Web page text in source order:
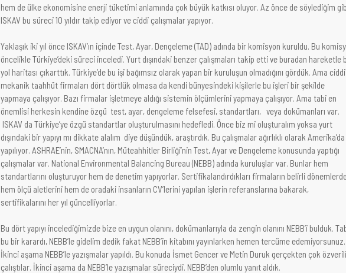
hem de ülke ekonomisine enerji tüketimi anlamında çok büyük katkısı oluyor. Az önce de söylediğim
ISKAV bu süreci 10 yıldır takip ediyor ve ciddi çalışmalar yapıyor.
Yaklaşık iki yıl önce ISKAV’ın içinde Test, Ayar, Dengeleme (TAD) adında bir komisyon kuruldu. Bu
öncelikle Türkiye’deki süreci inceledi. Yurt dışındaki benzer çalışmaları takip etti ve buradan hareketle
yol haritası çıkarttık. Türkiye’de bu işi bağımsız olarak yapan bir kuruluşun olmadığını gördük. Ama ciddi
mekanik taahhüt firmaları dört dörtlük olmasa da kendi bünyesindeki kişilerle bu işleri bir şekilde
yapmaya çalışıyor. Bazı firmalar işletmeye aldığı sistemin ölçümlerini yapmaya çalışıyor. Ama tabi en
önemlisi herkesin kendine özgü test, ayar, dengeleme felsefesi, standartları, veya dokümanları var.
ISKAV da Türkiye’ye özgü standartlar oluşturulmasını hedefledi. Önce biz mi oluşturalım yoksa yurt
dışındaki bir yapıyı mı dikkate alalım diye düşündük, araştırdık. Bu çalışmalar ağırlıklı olarak Amerika’da
yapılıyor. ASHRAE’nin, SMACNA’nın, Müteahhitler Birliği’nin Test, Ayar ve Dengeleme konusunda yaptığı
çalışmalar var. National Environmental Balancing Bureau (NEBB) adında kuruluşlar var. Bunlar hem
standartlarını oluşturuyor hem de denetim yapıyorlar. Sertifikalandırdıkları firmaların belirli
hem ölçü aletlerini hem de oradaki insanların CV’lerini yapılan işlerin referanslarına bakarak,
sertifikalarını her yıl güncelliyorlar.
Bu dört yapıyı incelediğimizde bize en uygun olanını, dokümanlarıyla da zengin olanını NEBB’i bulduk.
bu bir karardı, NEBB’le gidelim dedik fakat NEBB’in kitabını yayınlarken hemen tercüme edemiyorsunuz.
İkinci aşama NEBB’le yazışmalar yapıldı. Bu konuda İsmet Gencer ve Metin Duruk gerçekten çok özverili
çalıştılar. İkinci aşama da NEBB’le yazışmalar süreciydi. NEBB’den olumlu yanıt aldık.